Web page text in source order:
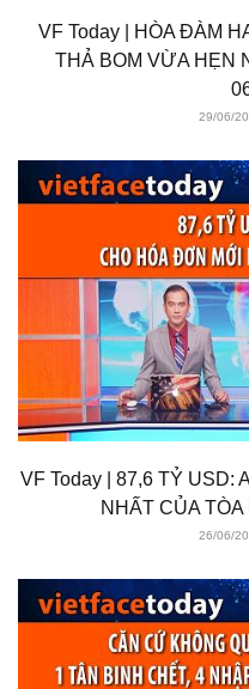
VF Today | HÒA ĐÀM
THẢ BOM VỪA HẸN
29/06/
VF Today | 87,6 TỶ USD:
NHẤT CỦA
26/06/